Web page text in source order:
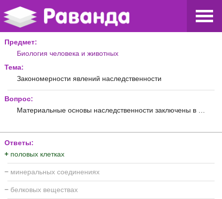
Предмет:
Биология человека и животных
Тема:
Закономерности явлений наследственности
Вопрос:
Материальные основы наследственности заключены в …
Ответы:
+ половых клетках
− минеральных соединениях
− белковых веществах